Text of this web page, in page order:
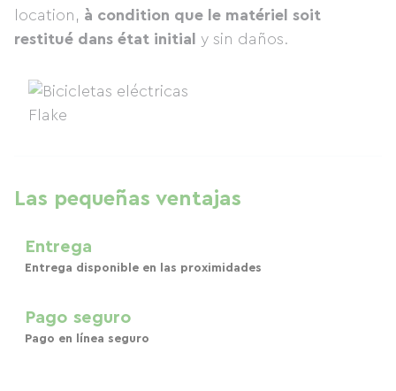
location, à condition que le matériel soit
restitué dans état initial
y sin daños.
Las pequeñas ventajas
Entrega
Entrega disponible en las proximidades
Pago seguro
Pago en línea seguro